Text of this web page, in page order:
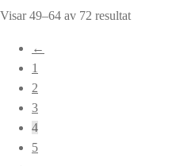
Visar 49–64 av 72 resultatSortera
←
1
2
3
4
5